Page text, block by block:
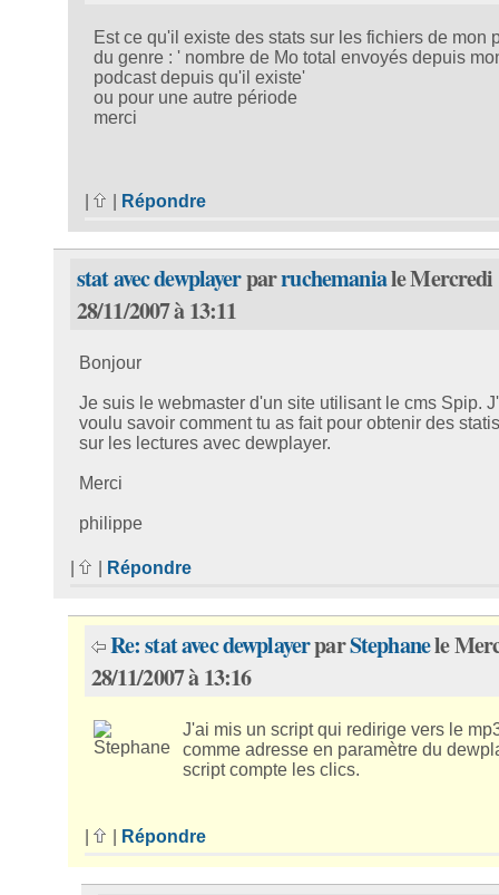
Est ce qu'il existe des stats sur les fichiers de mon
du genre : ' nombre de Mo total envoyés depuis
podcast depuis qu'il existe'
ou pour une autre période
merci
Répondre
stat avec dewplayerparruchemaniale Mercredi
28/11/2007 à 13:11
Bonjour
Je suis le webmaster d'un site utilisant le cms Spip.
voulu savoir comment tu as fait pour obtenir des
sur les lectures avec dewplayer.
Merci
philippe
Répondre
Re: stat avec dewplayerparStephanele
28/11/2007 à 13:16
J'ai mis un script qui redirige vers le
comme adresse en paramètre du
script compte les clics.
Répondre